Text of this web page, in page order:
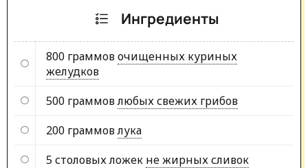
Ингредиенты
800 граммовочищенных куриных
желудков
500 граммовлюбых свежих грибов
200 граммовлука
5 столовых ложек не жирных сливок